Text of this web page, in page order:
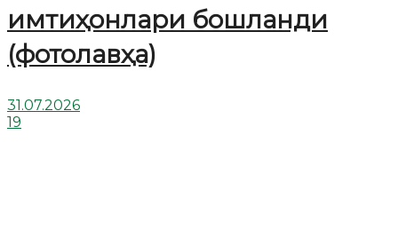
имтиҳонлари бошланди
(фотолавҳа)
31.07.2026
19